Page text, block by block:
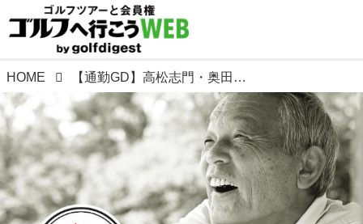
HOME 【通勤GD】高松志門・奥田靖己の一行レッスンVol.7「夕方のゴルフがええ。」ゴルフダイジェストWEB